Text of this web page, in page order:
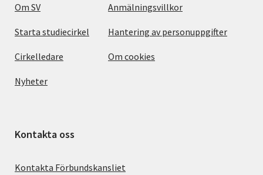
Om SV
Starta studiecirkel
Cirkelledare
Nyheter
Anmälningsvillkor
Hantering av personuppgifter
Om cookies
Kontakta oss
Kontakta Förbundskansliet